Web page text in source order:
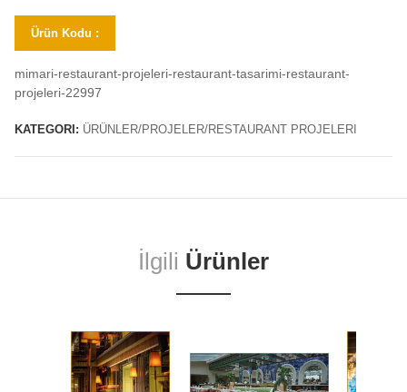
Ürün Kodu :
mimari-restaurant-projeleri-restaurant-tasarimi-restaurant-
projeleri-22997
KATEGORI: ÜRÜNLER/PROJELER/RESTAURANT PROJELERI
İlgili Ürünler